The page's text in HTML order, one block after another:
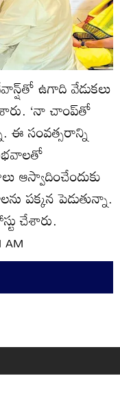
ఉగాది వేడుకలు
‘నా చాంప్‌తో
ఈ సంవత్సరాన్ని
ఆస్వాదించేందుకు
పక్కన పెడుతున్నా.
చేశారు.
AM